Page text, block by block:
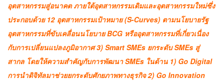
อุตสาหกรรมสู่อนาคต ภายใต้อุตสาหกรรมเดิมและอุตสาหกรรมใหม่ซึ่ง
ประกอบด้วย 12 อุตสาหกรรมเป้าหมาย (S-Curves) ตามนโยบายรัฐ
อุตสาหกรรมที่ขับเคลื่อนนโยบาย BCG หรืออุตสาหกรรมที่เกี่ยวเนื่อง
กับการเปลี่ยนแปลงภูมิอากาศ 3) Smart SMEs ยกระดับ SMEs สู่
สากล โดยให้ความสำคัญกับการพัฒนา SMEs ในด้าน 1) Go Digital
การนำดิจิทัลมาช่วยยกระดับศักยภาพทางธุรกิจ 2) Go Innovation